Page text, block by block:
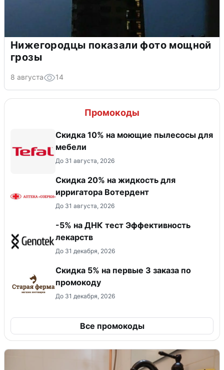
Нижегородцы показали фото мощной
грозы
8 августа 14
Промокоды
Скидка 10% на моющие пылесосы для
мебели
До 31 августа, 2026
Скидка 20% на жидкость для
ирригатора Вотердент
До 31 августа, 2026
-5% на ДНК тест Эффективность
лекарств
До 31 декабря, 2026
Скидка 5% на первые 3 заказа по
промокоду
До 31 декабря, 2026
Все промокоды